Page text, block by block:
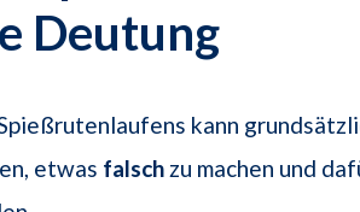
Deutung
kann
etwas falsch zu machen und